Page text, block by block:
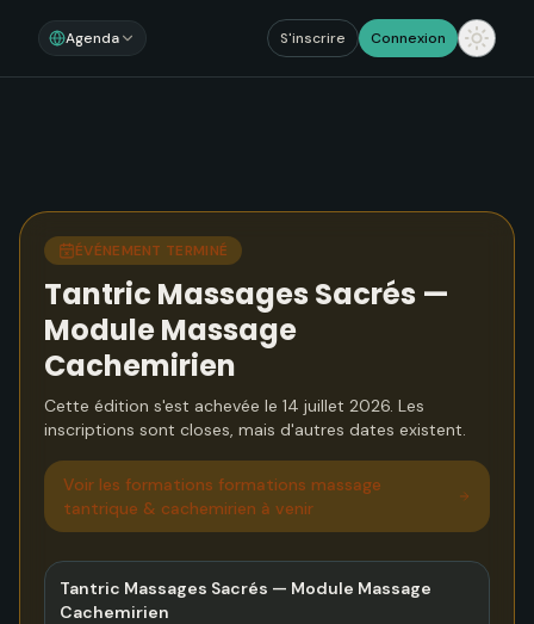
Agenda S'inscrire Connexion
ÉVÉNEMENT TERMINÉ
Tantric Massages Sacrés —
Module Massage
Cachemirien
Cette édition s'est achevée le 14 juillet 2026. Les
inscriptions sont closes, mais d'autres dates existent.
Voir les formations formations massage
tantrique & cachemirien à venir
Tantric Massages Sacrés — Module Massage
Cachemirien